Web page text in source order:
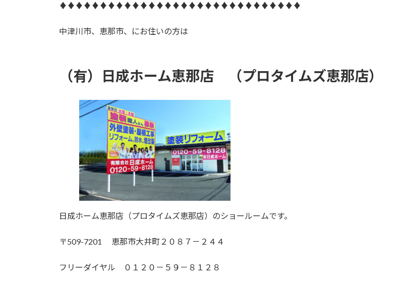
♦♦♦♦♦♦♦♦♦♦♦♦♦♦♦♦♦♦♦♦♦♦♦♦♦♦♦♦♦♦
中津川市、恵那市、にお住いの方は
（有）日成ホーム恵那店 （プロタイムズ恵那店）
日成ホーム恵那店（プロタイムズ恵那店）のショールームです。
〒509-7201 恵那市大井町２０８７－２４４
フリーダイヤル ０１２０－５９－８１２８